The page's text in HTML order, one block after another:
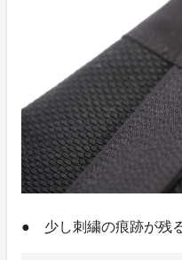
● 少し刺繍の痕跡が残